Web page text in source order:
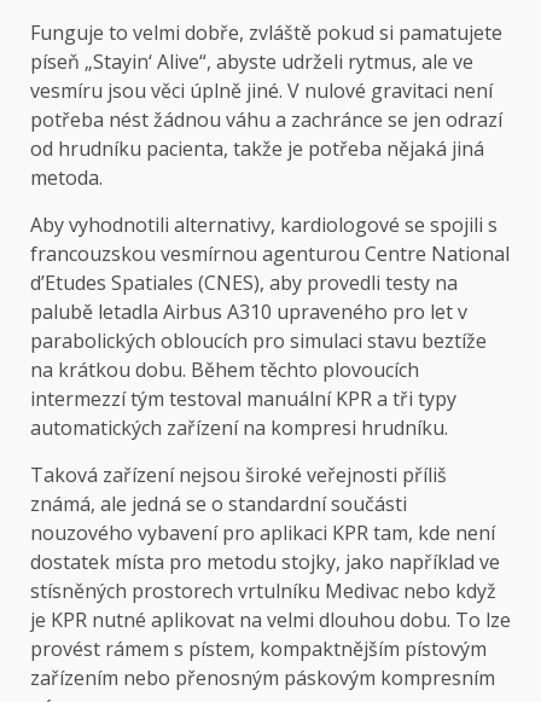
Funguje to velmi dobře, zvláště pokud si pamatujete
píseň „Stayin‘ Alive“, abyste udrželi rytmus, ale ve
vesmíru jsou věci úplně jiné. V nulové gravitaci není
potřeba nést žádnou váhu a zachránce se jen odrazí
od hrudníku pacienta, takže je potřeba nějaká jiná
metoda.
Aby vyhodnotili alternativy, kardiologové se spojili s
francouzskou vesmírnou agenturou Centre National
d’Etudes Spatiales (CNES), aby provedli testy na
palubě letadla Airbus A310 upraveného pro let v
parabolických obloucích pro simulaci stavu beztíže
na krátkou dobu. Během těchto plovoucích
intermezzí tým testoval manuální KPR a tři typy
automatických zařízení na kompresi hrudníku.
Taková zařízení nejsou široké veřejnosti příliš
známá, ale jedná se o standardní součásti
nouzového vybavení pro aplikaci KPR tam, kde není
dostatek místa pro metodu stojky, jako například ve
stísněných prostorech vrtulníku Medivac nebo když
je KPR nutné aplikovat na velmi dlouhou dobu. To lze
provést rámem s pístem, kompaktnějším pístovým
zařízením nebo přenosným páskovým kompresním